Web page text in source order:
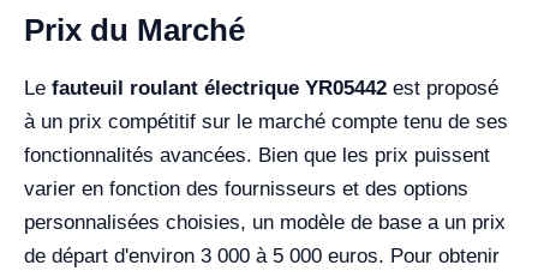
Prix du Marché
Le fauteuil roulant électrique YR05442 est proposé
à un prix compétitif sur le marché compte tenu de ses
fonctionnalités avancées. Bien que les prix puissent
varier en fonction des fournisseurs et des options
personnalisées choisies, un modèle de base a un prix
de départ d'environ 3 000 à 5 000 euros. Pour obtenir